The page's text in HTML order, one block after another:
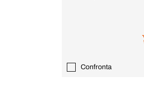
Confronta